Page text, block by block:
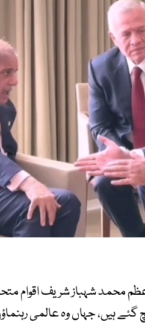
محمد شہباز شریف اقوام
ہیں، جہاں وہ عالمی